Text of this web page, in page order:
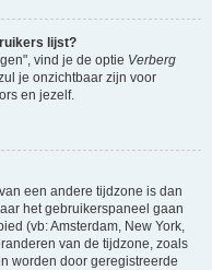
lijst?
vind je de optie Verberg
je onzichtbaar zijn voor
en jezelf.
een andere tijdzone is dan
het gebruikerspaneel gaan
(vb: Amsterdam, New York,
van de tijdzone, zoals
worden door geregistreerde